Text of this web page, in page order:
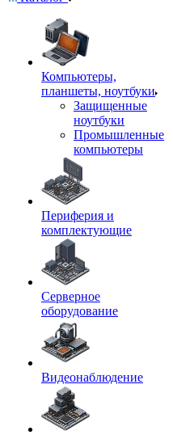
Компьютеры,
планшеты, ноутбуки
Защищенные
ноутбуки
Промышленные
компьютеры
Периферия и
комплектующие
Серверное
оборудование
Видеонаблюдение